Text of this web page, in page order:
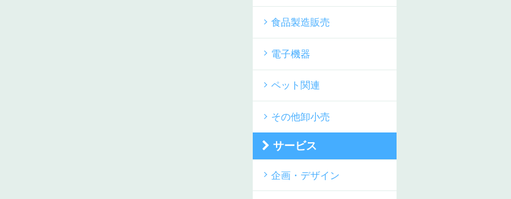
食品製造販売
電子機器
ペット関連
その他卸小売
サービス
企画・デザイン